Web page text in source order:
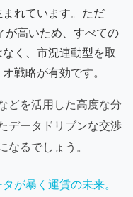
れています。ただ
が高いため、すべての
く、市況連動型を取
戦略が有効です。
どを活用した高度な分
データドリブンな交渉
なるでしょう。
が暴く運賃の未来。